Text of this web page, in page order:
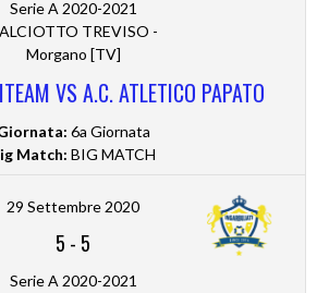
Serie A 2020-2021
TREVISO -
Morgano [TV]
VS A.C. ATLETICO PAPATO
6a Giornata
Match: BIG MATCH
29 Settembre 2020
5 - 5
Serie A 2020-2021